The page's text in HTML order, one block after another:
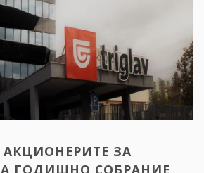
ЗА
ГОДИШНО СОБРАНИЕ